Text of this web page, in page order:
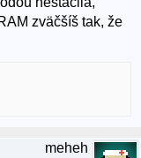
zväčšíš tak, že
meheh